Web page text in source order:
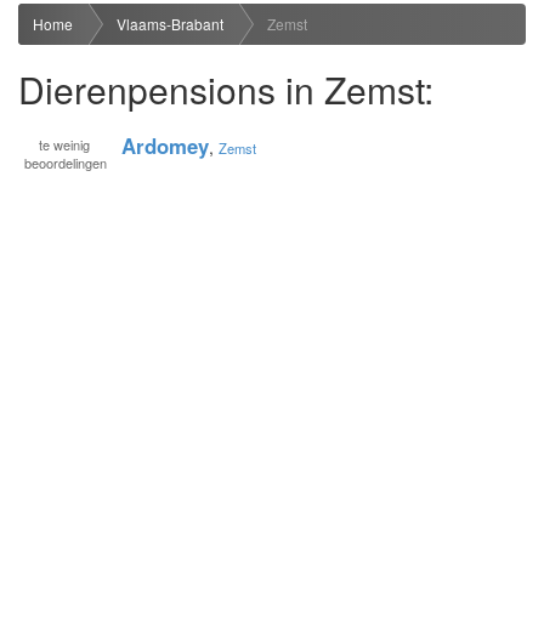
Home Vlaams-Brabant Zemst
Dierenpensions in Zemst:
te weinig
beoordelingen
Ardomey, Zemst